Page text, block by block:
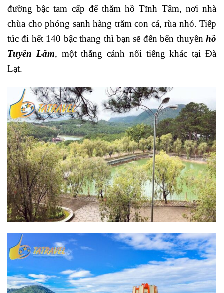
đường bậc tam cấp để thăm hồ Tĩnh Tâm, nơi nhà
chùa cho phóng sanh hàng trăm con cá, rùa nhỏ. Tiếp
túc đi hết 140 bậc thang thì bạn sẽ đến bến thuyền hồ
Tuyền Lâm, một thắng cảnh nổi tiếng khác tại Đà
Lạt.